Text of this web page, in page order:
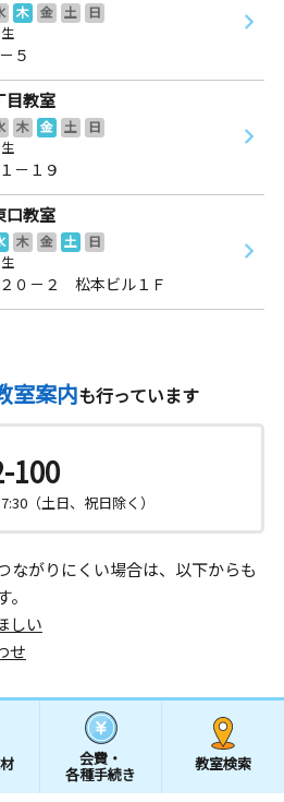
木 金 土
日
５
目教室
木 金 土
日
－１９
口教室
木 金 土
日
０－２ 松本ビル１Ｆ
室案内も行っています
100
（土日、祝日除く）
ながりにくい場合は、以下からも
しい
せ
会費・
各種手続き
教室検索